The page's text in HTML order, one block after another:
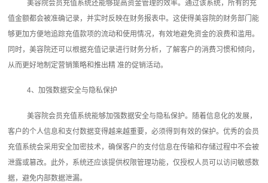
美容院会员充值系统还能够提高资金管理的效率。通过该系统，所有的充
值金额都会被准确记录，并实时反映在财务报表中。这使得美容院的财务部门能
够更加方便地追踪充值款项的流动和使用情况，有效地避免资金的浪费和滥用。
同时，美容院还可以根据充值记录进行财务分析，了解客户的消费习惯和倾向，
从而更好地制定营销策略和推出精 准的促销活动。
4、加强数据安全与隐私保护
美容院会员充值系统能够加强数据安全与隐私保护。随着信息化的发展，
客户的个人信息和支付数据变得越来越重要，必须得到有效的保护。优秀的会员
充值系统会采用安全加密技术，确保客户的支付信息在传输和存储过程中不会被
泄露或篡改。此外，系统还应该提供权限管理功能，仅授权人员可以访问敏感数
据，避免内部数据泄漏。